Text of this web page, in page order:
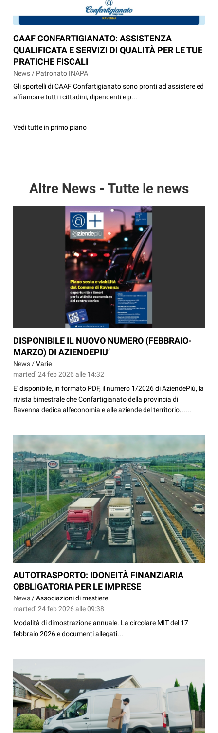
CAAF CONFARTIGIANATO: ASSISTENZA
QUALIFICATA E SERVIZI DI QUALITÀ PER LE TUE
PRATICHE FISCALI
News / Patronato INAPA
Gli sportelli di CAAF Confartigianato sono pronti ad assistere ed
affiancare tutti i cittadini, dipendenti e p...
Vedi tutte in primo piano
Altre News - Tutte le news
DISPONIBILE IL NUOVO NUMERO (FEBBRAIO-
MARZO) DI AZIENDEPIU’
News /Varie
martedì 24 feb 2026 alle 14:32
E' disponibile, in formato PDF, il numero 1/2026 di AziendePiù, la
rivista bimestrale che Confartigianato della provincia di
Ravenna dedica all'economia e alle aziende del territorio......
AUTOTRASPORTO: IDONEITÀ FINANZIARIA
OBBLIGATORIA PER LE IMPRESE
News /Associazioni di mestiere
martedì 24 feb 2026 alle 09:38
Modalità di dimostrazione annuale. La circolare MIT del 17
febbraio 2026 e documenti allegati...